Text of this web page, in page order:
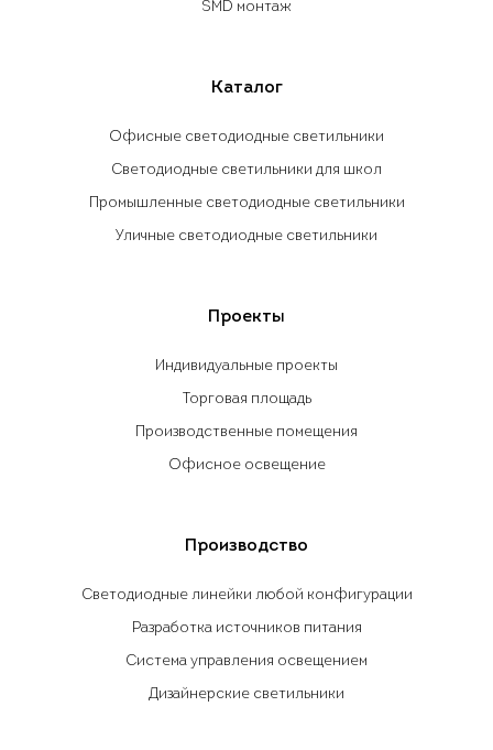
SMD монтаж
Каталог
Офисные светодиодные светильники
Светодиодные светильники для школ
Промышленные светодиодные светильники
Уличные светодиодные светильники
Проекты
Индивидуальные проекты
Торговая площадь
Производственные помещения
Офисное освещение
Производство
Светодиодные линейки любой конфигурации
Разработка источников питания
Система управления освещением
Дизайнерские светильники